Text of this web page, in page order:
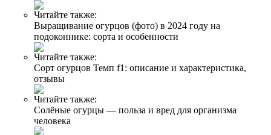
Читайте также:
Выращивание огурцов (фото) в 2024 году на
подоконнике: сорта и особенности
Читайте также:
Сорт огурцов Темп f1: описание и характеристика,
отзывы
Читайте также:
Солёные огурцы — польза и вред для организма
человека